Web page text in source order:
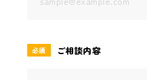
必須 ご相談内容